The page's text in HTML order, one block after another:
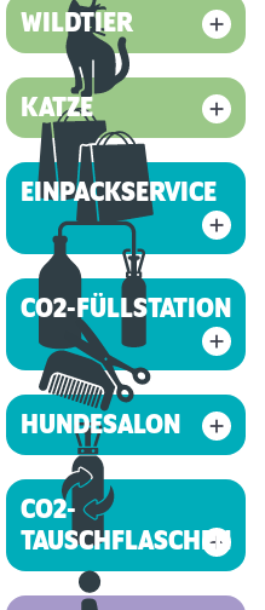
WILDTIER
KATZE
EINPACKSERVICE
CO2-FÜLLSTATION
HUNDESALON
CO2-
TAUSCHFLASCHEN